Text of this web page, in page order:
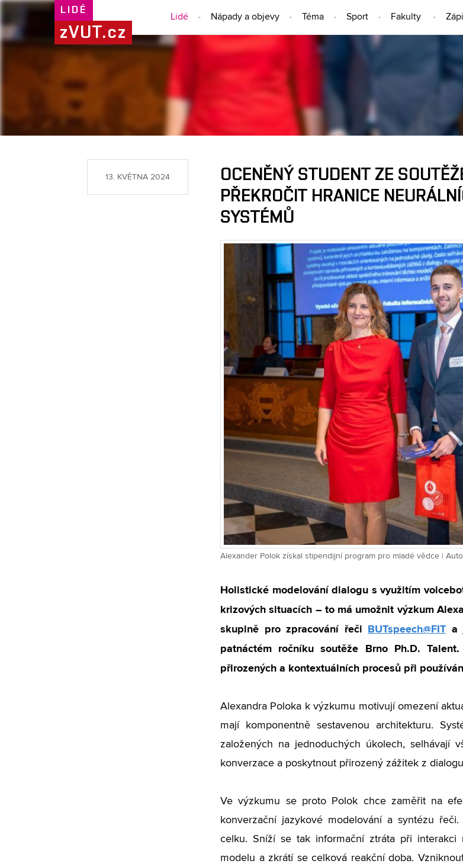
LIDÉ
zVUT.cz
Lidé Nápady a objevy Téma Sport Fakulty
13. KVĚTNA 2024
OCENĚNÝ STUDENT ZE
PŘEKROČIT HRANICE
SYSTÉMŮ
Alexander Polok získal stipendijní program pro mladé vědce |
​​Holistické modelování dialogu s využitím
krizových situacích – to má umožnit výzkum
skupině pro zpracování řeči BUTspeech@FIT a
patnáctém ročníku soutěže Brno Ph.D.
přirozených a kontextuálních procesů při
Alexandra Poloka k výzkumu motivují omezení
mají komponentně sestavenou architekturu.
založených na jednoduchých úkolech, selhávají
konverzace a poskytnout přirozený zážitek z
Ve výzkumu se proto Polok chce zaměřit na
konverzační jazykové modelování a syntézu
celku. Sníží se tak informační ztráta při
modelu a zkrátí se celková reakční doba.